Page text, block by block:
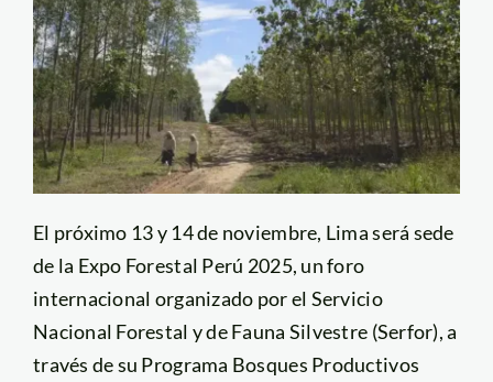
El próximo 13 y 14 de noviembre, Lima será sede
de la Expo Forestal Perú 2025, un foro
internacional organizado por el Servicio
Nacional Forestal y de Fauna Silvestre (Serfor), a
través de su Programa Bosques Productivos